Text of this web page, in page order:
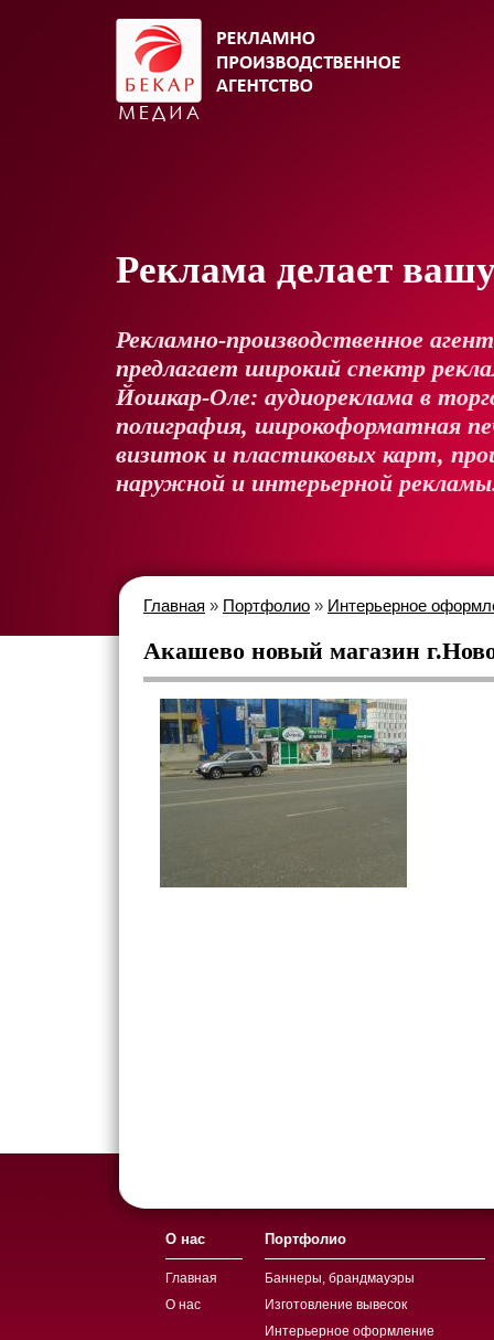
Реклама делает
Рекламно-производственное
предлагает широкий спектр
Йошкар-Оле: аудиореклама в
полиграфия, широкоформатная
визиток и пластиковых карт,
наружной и интерьерной
Главная » Портфолио » Интерьерное
Акашево новый магазин
О нас
Главная
О нас
Портфолио
Баннеры, брандмауэры
Изготовление вывесок
Интерьерное оформление